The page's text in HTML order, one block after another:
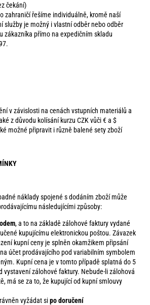
čekání)
zahraničí řešíme individuálně, kromě naší
služby je možný i vlastní odběr nebo odběr
zákazníka přímo na expedičním skladu
v závislosti na cenách vstupních materiálů a
z důvodu kolísání kurzu CZK vůči € a $
možné připravit i různě balené sety zboží
náklady spojené s dodáním zboží může
následujícími způsoby:
, a to na základě zálohové faktury vydané
kupujícímu elektronickou poštou. Závazek
kupní ceny je splněn okamžikem připsání
účet prodávajícího pod variabilním symbolem
Kupní cena je v tomto případě splatná do 5
vystavení zálohové faktury. Nebude-li zálohová
má se za to, že kupující od kupní smlouvy
vyžádat sipo doručení